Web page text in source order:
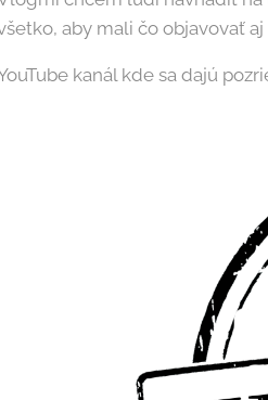
aby mali čo objavovať aj
kanál kde sa dajú